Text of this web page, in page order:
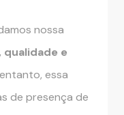
nossa
qualidade e
essa
de presença de